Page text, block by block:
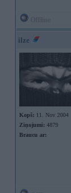
ilze
Kopš: 11. Nov 2004
Ziņojumi: 4879
Braucu ar: